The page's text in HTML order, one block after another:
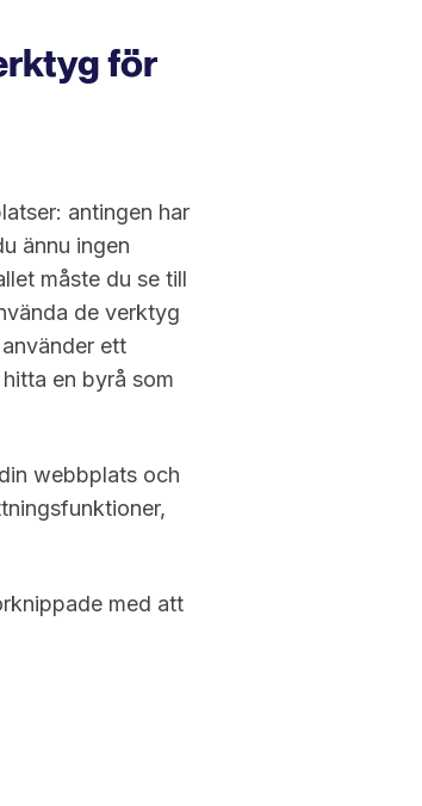
för
antingen har
ännu ingen
måste du se till
de verktyg
ett
en byrå som
webbplats och
med att